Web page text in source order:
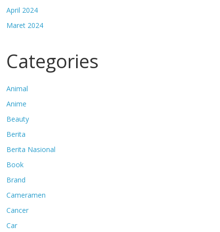
April 2024
Maret 2024
Categories
Animal
Anime
Beauty
Berita
Berita Nasional
Book
Brand
Cameramen
Cancer
Car